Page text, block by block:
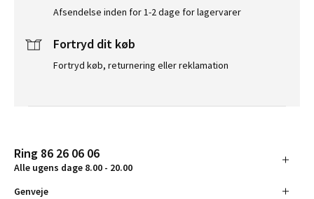
Afsendelse inden for 1-2 dage for lagervarer
Fortryd dit køb
Fortryd køb, returnering eller reklamation
Ring 86 26 06 06
Alle ugens dage 8.00 - 20.00
Genveje